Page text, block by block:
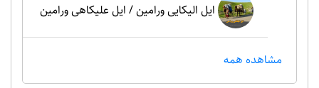
ایل الیکایی ورامین / ایل علیکاهی ورامین
مشاهده همه